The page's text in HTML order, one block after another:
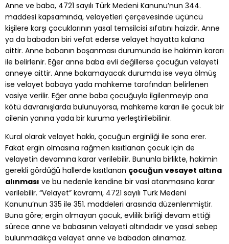
Anne ve baba, 4721 sayılı Türk Medeni Kanunu’nun 344.
maddesi kapsamında, velayetleri çerçevesinde üçüncü
kişilere karşı çocuklarının yasal temsilcisi sıfatını haizdir. Anne
ya da babadan biri vefat ederse velayet hayatta kalana
aittir. Anne babanın boşanması durumunda ise hakimin kararı
ile belirlenir. Eğer anne baba evli değillerse çocuğun velayeti
anneye aittir. Anne bakamayacak durumda ise veya ölmüş
ise velayet babaya yada mahkeme tarafından belirlenen
vasiye verilir. Eğer anne baba çocuğuyla ilgilenmeyip ona
kötü davranışlarda bulunuyorsa, mahkeme kararı ile çocuk bir
ailenin yanına yada bir kuruma yerleştirilebilinir.
Kural olarak velayet hakkı, çocuğun erginliği ile sona erer.
Fakat ergin olmasına rağmen kısıtlanan çocuk için de
velayetin devamına karar verilebilir. Bununla birlikte, hakimin
gerekli gördüğü hallerde kısıtlanan çocuğun vesayet altına
alınması ve bu nedenle kendine bir vasi atanmasına karar
verilebilir. “Velayet” kavramı, 4721 sayılı Türk Medeni
Kanunu’nun 335 ile 351. maddeleri arasında düzenlenmiştir.
Buna göre; ergin olmayan çocuk, evlilik birliği devam ettiği
sürece anne ve babasının velayeti altındadır ve yasal sebep
bulunmadıkça velayet anne ve babadan alınamaz.